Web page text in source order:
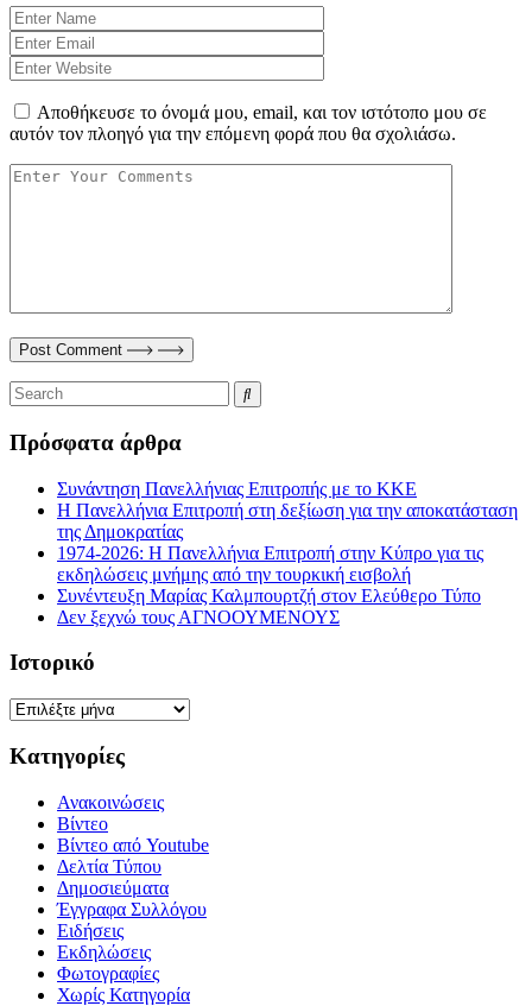
Αποθήκευσε το όνομά μου, email, και τον ιστότοπο μου σε
αυτόν τον πλοηγό για την επόμενη φορά που θα σχολιάσω.
Post Comment
Πρόσφατα άρθρα
Συνάντηση Πανελλήνιας Επιτροπής με το ΚΚΕ
Η Πανελλήνια Επιτροπή στη δεξίωση για την αποκατάσταση
της Δημοκρατίας
1974-2026: Η Πανελλήνια Επιτροπή στην Κύπρο για τις
εκδηλώσεις μνήμης από την τουρκική εισβολή
Συνέντευξη Μαρίας Καλμπουρτζή στον Ελεύθερο Τύπο
Δεν ξεχνώ τους ΑΓΝΟΟΥΜΕΝΟΥΣ
Ιστορικό
Ιστορικό
Kατηγορίες
Ανακοινώσεις
Βίντεο
Βίντεο από Youtube
Δελτία Τύπου
Δημοσιεύματα
Έγγραφα Συλλόγου
Ειδήσεις
Εκδηλώσεις
Φωτογραφίες
Χωρίς Κατηγορία